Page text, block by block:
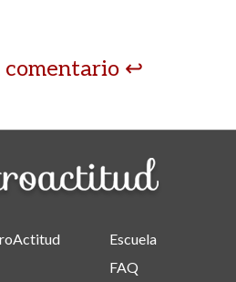
comentario
Escuela
FAQ